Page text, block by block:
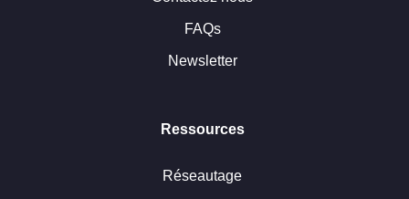
FAQs
Newsletter
Ressources
Réseautage